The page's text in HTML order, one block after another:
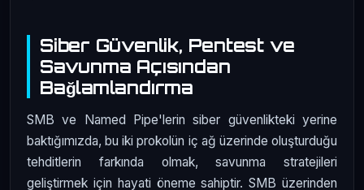
Siber Güvenlik, Pentest ve
Savunma Açısından
Bağlamlandırma
SMB ve Named Pipe'lerin siber güvenlikteki yerine
baktığımızda, bu iki prokolün iç ağ üzerinde oluşturduğu
tehditlerin farkında olmak, savunma stratejileri
geliştirmek için hayati öneme sahiptir. SMB üzerinden